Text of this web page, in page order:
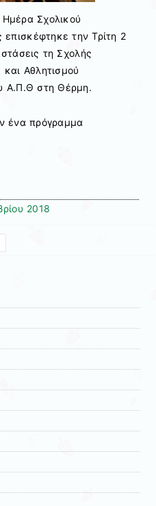
Σχολικού
επισκέφτηκε την Τρίτη 2
τη Σχολής
Αθλητισμού
Α.Π.Θ στη Θέρμη.
ένα πρόγραμμα
2018